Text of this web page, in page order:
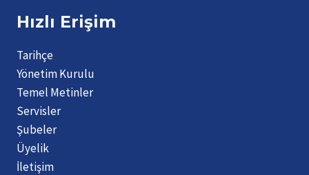
Hızlı Erişim
Tarihçe
Yönetim Kurulu
Temel Metinler
Servisler
Şubeler
Üyelik
İletişim